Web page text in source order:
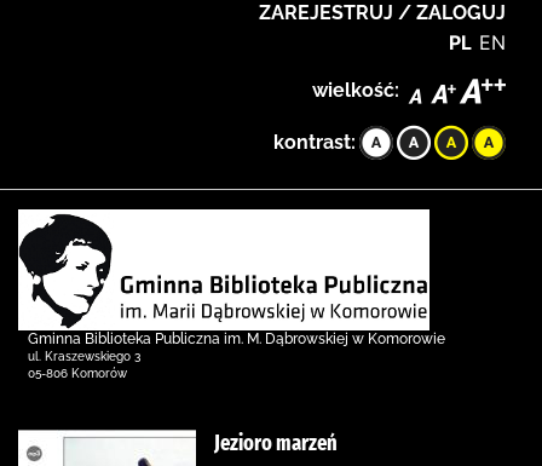
ZAREJESTRUJ / ZALOGUJ
PL EN
wielkość:
kontrast:
Gminna Biblioteka Publiczna im. M. Dąbrowskiej w Komorowie
ul. Kraszewskiego 3
05-806 Komorów
Jezioro marzeń